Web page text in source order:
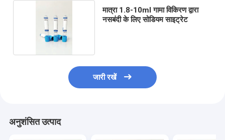
मात्रा 1.8-10ml गामा विकिरण द्वारा
नसबंदी के लिए सोडियम साइट्रेट
जारी रखें
अनुशंसित उत्पाद